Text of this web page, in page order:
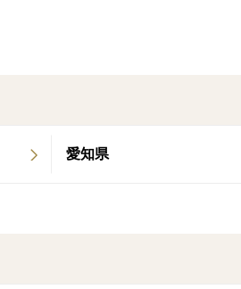
愛知県